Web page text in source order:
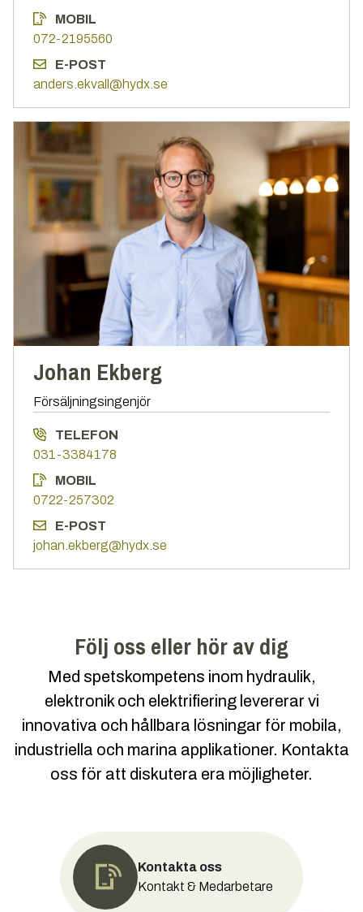
MOBIL
072-2195560
E-POST
anders.ekvall@hydx.se
Johan Ekberg
Försäljningsingenjör
TELEFON
031-3384178
MOBIL
0722-257302
E-POST
johan.ekberg@hydx.se
Följ oss eller hör av dig
Med spetskompetens inom hydraulik,
elektronik och elektrifiering levererar vi
innovativa och hållbara lösningar för mobila,
industriella och marina applikationer. Kontakta
oss för att diskutera era möjligheter.
Kontakta oss
Kontakt & Medarbetare